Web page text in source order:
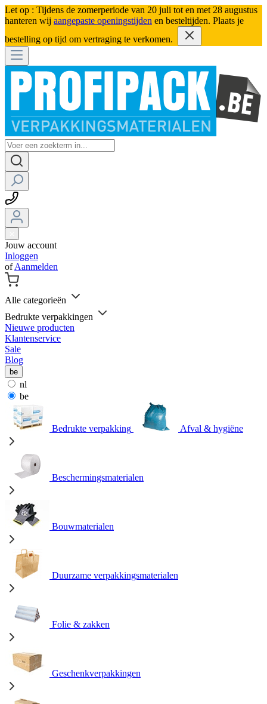
Let op : Tijdens de zomerperiode van 20 juli tot en met 28 augustus
hanteren wij aangepaste openingstijden en besteltijden. Plaats je
bestelling op tijd om vertraging te verkomen.
Jouw account
Inloggen
ofAanmelden
Alle categorieën
Bedrukte verpakkingen
Nieuwe producten
Klantenservice
Sale
Blog
be
nl
be
Bedrukte verpakking Afval & hygiëne
Beschermingsmaterialen
Bouwmaterialen
Duurzame verpakkingsmaterialen
Folie & zakken
Geschenkverpakkingen